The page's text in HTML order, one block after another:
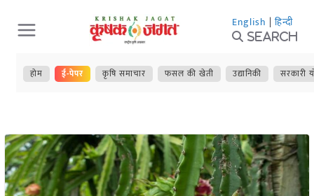
Skip
to
content
English | हिन्दी
Search
होम ई-पेपर कृषि समाचार फसल की खेती उद्यानिकी सरकारी